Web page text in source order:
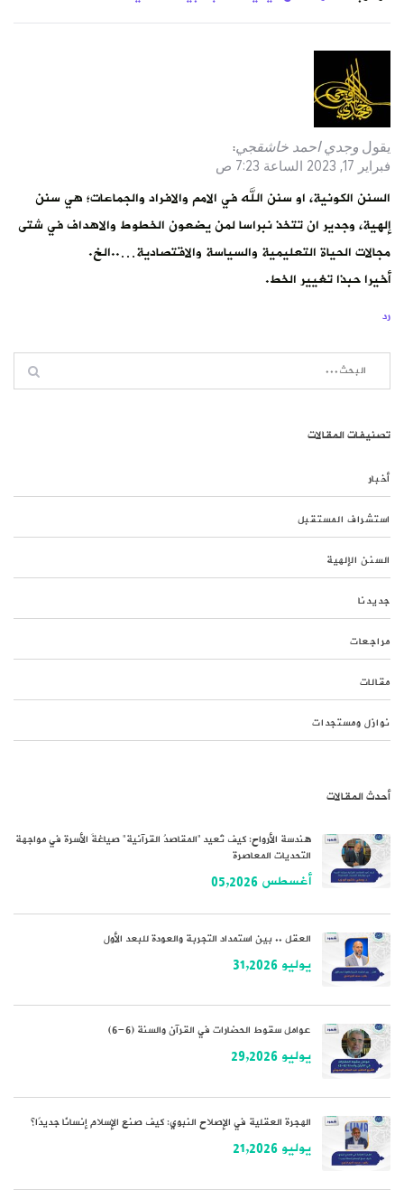
يقول وجدي احمد خاشقجي:
فبراير 17, 2023 الساعة 7:23 ص
السنن الكونية، او سنن الله في الامم والافراد والجماعات؛ هي سنن
إلهية، وجدير ان تتخذ نبراسا لمن يضعون الخطوط والاهداف في شتى
مجالات الحياة التعليمية والسياسة والاقتصادية…..الخ.
أخيرا حبذا تغيير الخط.
رد
تصنيفات المقالات
أخبار
استشراف المستقبل
السنن الإلهية
جديدنا
مراجعات
مقالات
نوازل ومستجدات
أحدث المقالات
هندسة الأرواح: كيف تُعيد “المقاصدُ القرآنية” صياغةَ الأسرة في مواجهة
التحديات المعاصرة
أغسطس 05,2026
العقل .. بين استمداد التجربة والعودة للبعد الأول
يوليو 31,2026
عوامل سقوط الحضارات في القرآن والسنة (6-6)
يوليو 29,2026
الهجرة العقلية في الإصلاح النبوي: كيف صنع الإسلام إنسانًا جديدًا؟
يوليو 21,2026